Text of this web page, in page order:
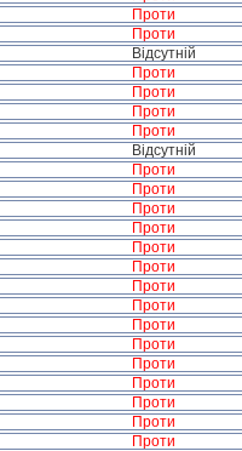
Проти
Проти
Відсутній
Проти
Проти
Проти
Проти
Відсутній
Проти
Проти
Проти
Проти
Проти
Проти
Проти
Проти
Проти
Проти
Проти
Проти
Проти
Проти
Проти